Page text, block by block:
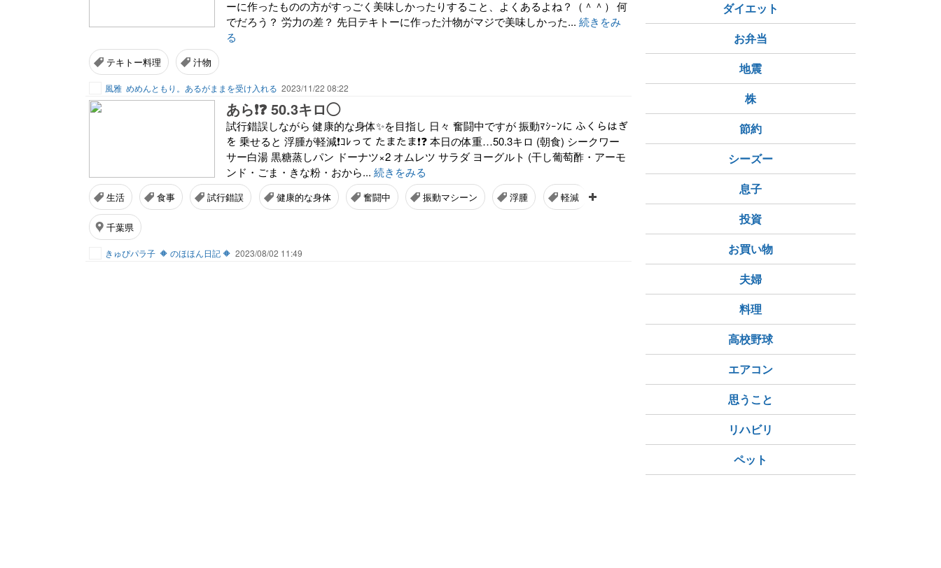
ーに作ったものの方がすっごく美味しかったりすること、よくあるよね？（＾＾） 何
でだろう？ 労力の差？ 先日テキトーに作った汁物がマジで美味しかった... 続きをみ
る
テキトー料理 汁物
風雅 めめんともり。あるがままを受け入れる 2023/11/22 08:22
あら❗❓ 50.3キロ◯
試行錯誤しながら 健康的な身体✨を目指し 日々 奮闘中ですが 振動ﾏｼｰﾝに ふくらはぎ
を 乗せると 浮腫が軽減❗ｺﾚって たまたま❗❓ 本日の体重…50.3キロ (朝食) シークワー
サー白湯 黒糖蒸しパン ドーナツ×2 オムレツ サラダ ヨーグルト (干し葡萄酢・アーモ
ンド・ごま・きな粉・おから... 続きをみる
生活 食事 試行錯誤 健康的な身体 奮闘中 振動マシーン 浮腫 軽減
千葉県
きゅぴパラ子 🔶 のほほん日記 🔶 2023/08/02 11:49
ダイエット
お弁当
地震
株
節約
シーズー
息子
投資
お買い物
夫婦
料理
高校野球
エアコン
思うこと
リハビリ
ペット